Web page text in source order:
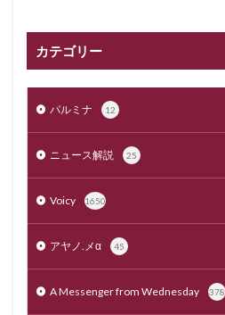
カテゴリー
パルミナ 12
ニュース解説 25
Voicy 1650
アヤノ.メα 45
A Messenger from Wednesday 378